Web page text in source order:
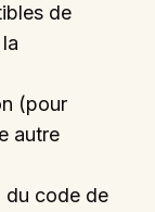
de
(pour
autre
du code de